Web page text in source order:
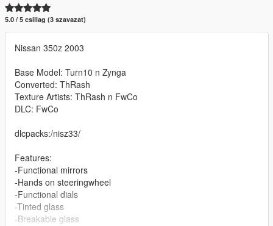
5.0 / 5 csillag (3 szavazat)
Nissan 350z 2003
Base Model: Turn10 n Zynga
Converted: ThRash
Texture Artists: ThRash n FwCo
DLC: FwCo
dlcpacks:/nisz33/
Features:
-Functional mirrors
-Hands on steeringwheel
-Functional dials
-Tinted glass
-Breakable glass